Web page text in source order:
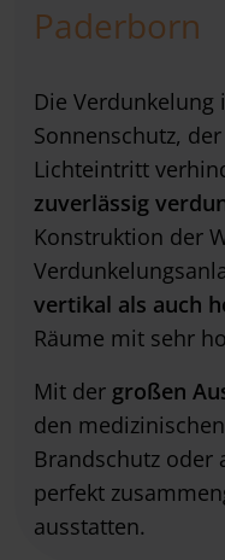
Paderborn
Die
Sonnenschutz,
Lichteintritt
zuverlässig
Konstruktion der
vertikal als auch
Räume mit sehr
Mit der großen
den
Brandschutz oder
perfekt
ausstatten.